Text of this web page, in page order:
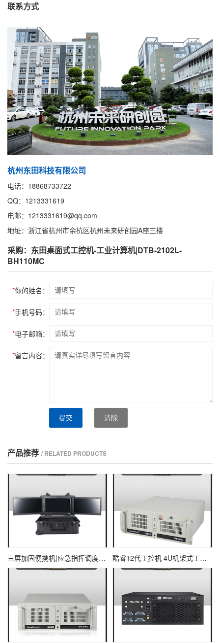
联系方式
杭州东田科技有限公司
电话：18868733722
QQ：1213331619
电邮：1213331619@qq.com
地址：浙江省杭州市余杭区杭州未来研创园A座三楼
采购：东田桌面式工控机-工业计算机|DTB-2102L-
BH110MC
*你的姓名：
*手机号码：
*电子邮箱：
*留言内容：
提交 清除
产品推荐 / RELATED PRODUCTS
三屏加固便携机|应急指挥调度台移动终端|DTG-U1713-XH310 酷睿12代工控机 4U机架式工业控制器 DT-610L-IZ690MA